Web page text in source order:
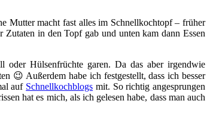
Mutter macht fast alles im Schnellkochtopf – früher
in den Topf gab und unten kam dann Essen
Hülsenfrüchte garen. Da das aber irgendwie
😉 Außerdem habe ich festgestellt, dass ich besser
auf Schnellkochblogs mit. So richtig angesprungen
hat es mich, als ich gelesen habe, dass man auch